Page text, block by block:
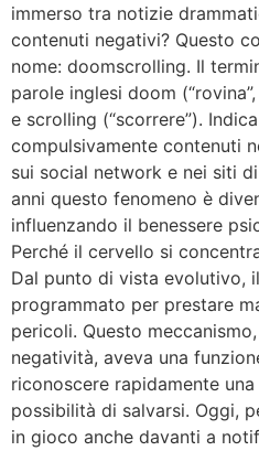
immerso tra notizie
contenuti negativi? Questo
nome: doomscrolling. Il
parole inglesi doom
e scrolling (“scorrere”).
compulsivamente contenuti
sui social network e nei siti
anni questo fenomeno è
influenzando il benessere
Perché il cervello si
Dal punto di vista evolutivo,
programmato per prestare
pericoli. Questo
negatività, aveva una
riconoscere rapidamente
possibilità di salvarsi. Oggi,
in gioco anche davanti a